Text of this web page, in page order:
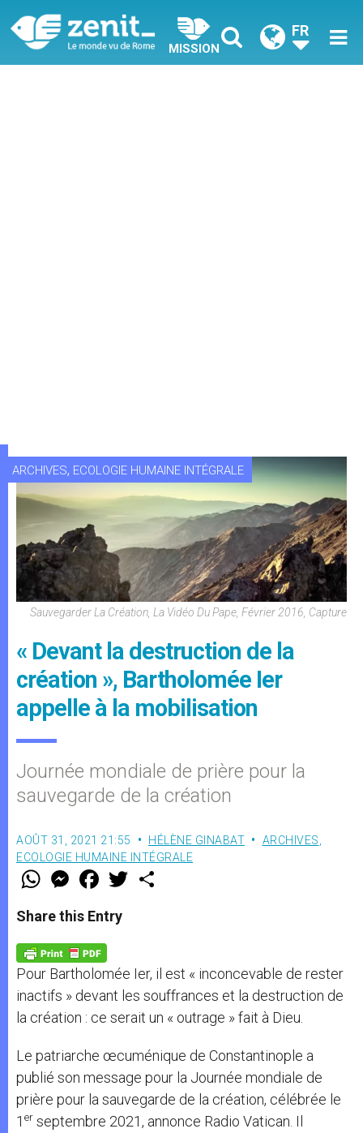
MISSION
FR
ARCHIVES, ECOLOGIE HUMAINE INTÉGRALE
Sauvegarder La Création, La Vidéo Du Pape, Février 2016, Capture
« Devant la destruction de la
création », Bartholomée Ier
appelle à la mobilisation
Journée mondiale de prière pour la
sauvegarde de la création
AOÛT 31, 2021 21:55 HÉLÈNE GINABAT ARCHIVES
ECOLOGIE HUMAINE INTÉGRALE
W
t
s
p
p
M
e
s
e
g
e
r
F
a
e
b
o
k
w
Share this Entry
Pour Bartholomée Ier, il est « inconcevable de rester
inactifs » devant les souffrances et la destruction de
la création : ce serait un « outrage » fait à Dieu.
Le patriarche œcuménique de Constantinople a
publié son message pour la Journée mondiale de
prière pour la sauvegarde de la création, célébrée le
1 er septembre 2021, annonce Radio Vatican. Il